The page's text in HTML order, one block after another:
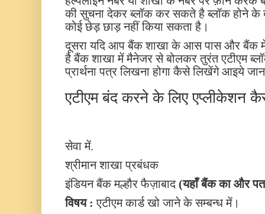
की सुचना देकर ब्लॉक कर सकते है ब्लॉक होने के
कोई छेड़ छाड़ नहीं किया सकता है।
दूसरा यदि आप बैंक शाखा के आस पास और बैंक
है बैंक शाखा में मैनेजर से बोलकर तुरंत एटीएम
प्रार्थना पत्र लिखना होगा कैसे लिखेंगे आइये
एटीएम बंद करने के लिए एप्लीकेशन
सेवा में.
श्रीमान शाखा प्रबंधक
इंडियन बैंक मल्हौर फैज़ाबाद (यहाँ बैंक का और
विषय : एटीएम कार्ड खो जाने के सम्बन्ध में।